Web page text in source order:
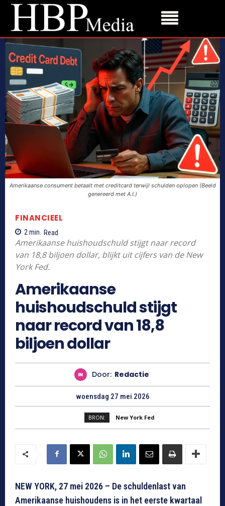
Amerikaanse consument betaalt met creditcard terwijl schulden oplopen (Beeld
genereerd met A.I.)
FINANCIEEL
2min. Read
Amerikaanse huishoudschuld stijgt naar record
van 18,8 biljoen dollar, blijkt uit cijfers van de New
York Fed.
Amerikaanse
huishoudschuld stijgt
naar record van 18,8
biljoen dollar
Door: Redactie
woensdag 27 mei 2026
BRON: New York Fed
NEW YORK, 27 mei 2026 – De schuldenlast van
Amerikaanse huishoudens is in het eerste kwartaal